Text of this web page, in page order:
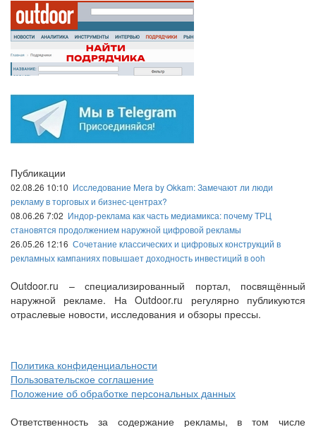
Публикации
02.08.26 10:10 Исследование Mera by Okkam: Замечают ли люди
рекламу в торговых и бизнес-центрах?
08.06.26 7:02 Индор-реклама как часть медиамикса: почему ТРЦ
становятся продолжением наружной цифровой рекламы
26.05.26 12:16 Сочетание классических и цифровых конструкций в
рекламных кампаниях повышает доходность инвестиций в ooh
Outdoor.ru – специализированный портал, посвящённый
наружной рекламе. На Outdoor.ru регулярно публикуются
отраслевые новости, исследования и обзоры прессы.
Политика конфиденциальности
Пользовательское соглашение
Положение об обработке персональных данных
Ответственность за содержание рекламы, в том числе